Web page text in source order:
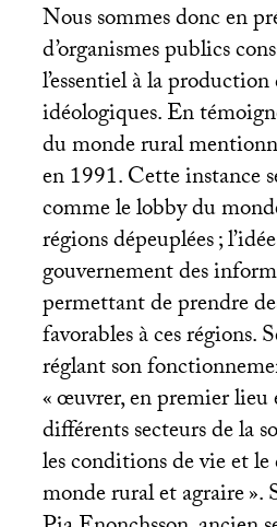
Nous sommes donc en
d’organismes publics
l’essentiel à la
idéologiques. En
du monde rural
en 1991. Cette instance
comme le lobby du
régions dépeuplées;
gouvernement des
permettant de prendre
favorables à ces régions.
réglant son
«œuvrer, en premier lieu
différents secteurs de la
les conditions de vie et
monde rural et agraire».